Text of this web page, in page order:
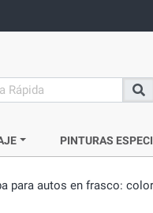
PINTURAS
para autos en frasco: